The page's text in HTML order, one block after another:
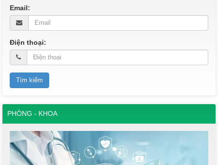
Email:
Điện thoại:
PHÒNG - KHOA